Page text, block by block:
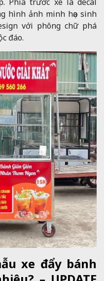
hình ảnh minh họa sinh
với phông chữ phá
đáo.
xe đẩy bánh